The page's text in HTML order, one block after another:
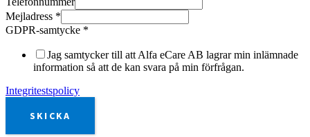
Mejladress *
GDPR-samtycke *
Jag samtycker till att Alfa eCare AB lagrar min inlämnade
information så att de kan svara på min förfrågan.
Integritestspolicy
SKICKA